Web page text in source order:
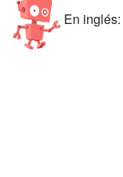
En inglés: